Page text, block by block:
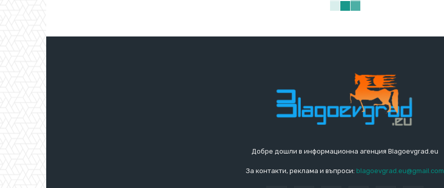
Добре дошли в информационна агенция Blagoevgrad.eu
За контакти, реклама и въпроси: blagoevgrad.eu@gmail.com